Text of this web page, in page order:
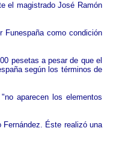
el magistrado José Ramón
Funespaña como condición
pesetas a pesar de que el
según los términos de
aparecen los elementos
Éste realizó una